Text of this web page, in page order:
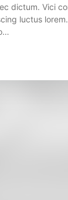
dictum. Vici
luctus